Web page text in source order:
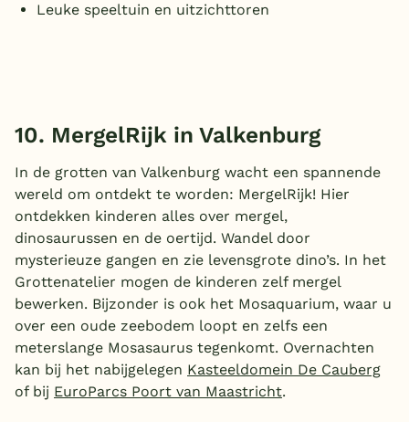
Leuke speeltuin en uitzichttoren
10. MergelRijk in Valkenburg
In de grotten van Valkenburg wacht een spannende
wereld om ontdekt te worden: MergelRijk! Hier
ontdekken kinderen alles over mergel,
dinosaurussen en de oertijd. Wandel door
mysterieuze gangen en zie levensgrote dino’s. In het
Grottenatelier mogen de kinderen zelf mergel
bewerken. Bijzonder is ook het Mosaquarium, waar u
over een oude zeebodem loopt en zelfs een
meterslange Mosasaurus tegenkomt. Overnachten
kan bij het nabijgelegen Kasteeldomein De Cauberg
of bij EuroParcs Poort van Maastricht.